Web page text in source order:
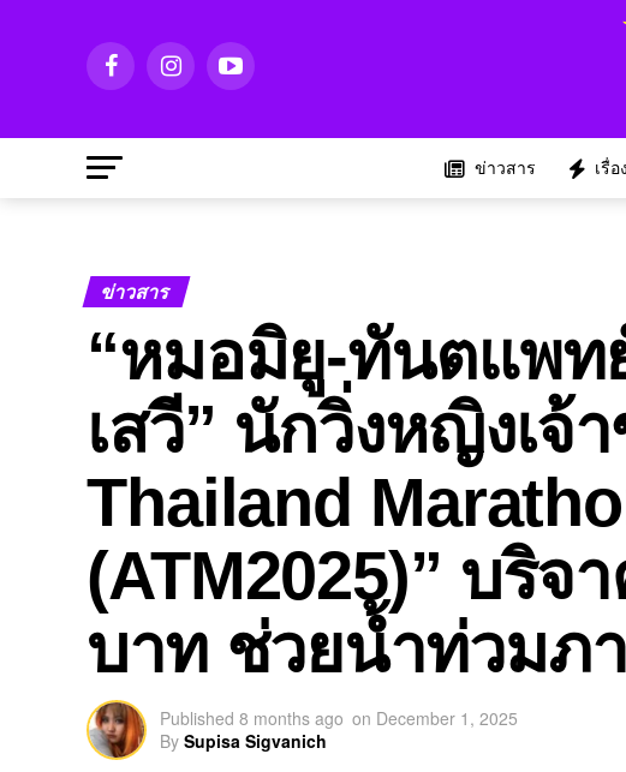
ข่าวสาร เรื่
ข่าวสาร
“หมอมิยู-ทันตแพ
เสวี” นักวิ่งหญิงเจ้
Thailand
(ATM2025)” บริจ
บาท ช่วยน้ำท่วมภ
Published 8 months ago on December 1, 2025
By Supisa Sigvanich